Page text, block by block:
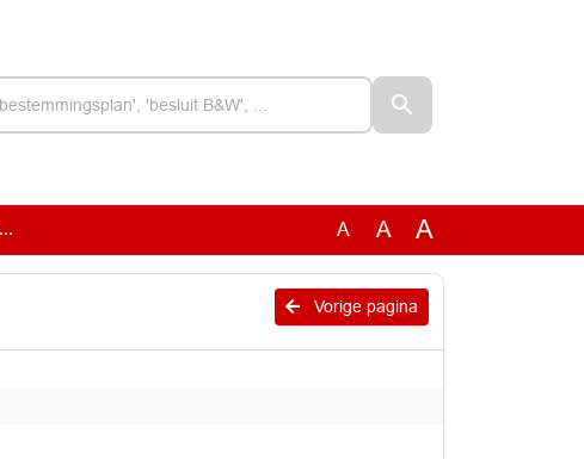
A A A
Vorige pagina